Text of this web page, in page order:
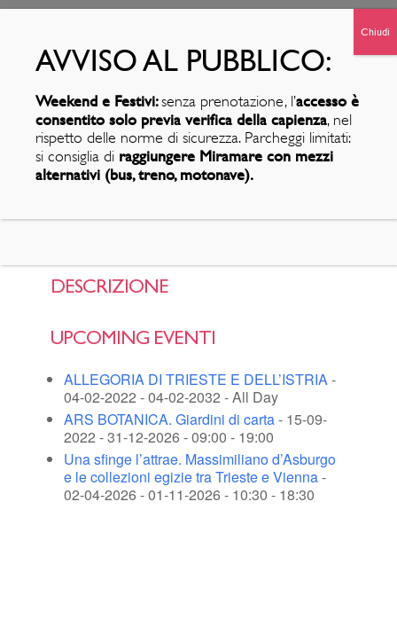
SERV
IZI
EVE
NTI
BIGLIE
TTI
MOSTRA
PROSSIMO EVENTO
ALLEGORIA DI TRIESTE E DELL’ISTRIA
- 04-02-2022 - 04-02-2032 - All Day
Vedi tutto
DESCRIZIONE
UPCOMING EVENTI
ALLEGORIA DI TRIESTE E DELL’ISTRIA-
04-02-2022 - 04-02-2032 - All Day
ARS BOTANICA. Giardini di carta- 15-09-
2022 - 31-12-2026 - 09:00 - 19:00
Una sfinge l’attrae. Massimiliano d’Asburgo
e le collezioni egizie tra Trieste e Vienna-
02-04-2026 - 01-11-2026 - 10:30 - 18:30
Weekend and public holidays: without reservation,
access is allowed only subject to capacity availability,
in compliance with safety regulations. Limited
parking: visitors are advised to reachMiramare
Castleby alternative means (bus, train, motorboat).
Weekend e Festivi:senza prenotazione, l’accesso è
consentito solo previa verifica della capienza, nel
rispetto delle norme di sicurezza. Parcheggi limitati:
si consiglia di raggiungere Miramare con mezzi
alternativi (bus, treno, motonave).